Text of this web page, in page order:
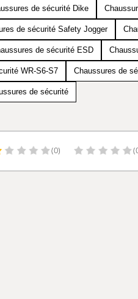
de sécurité Dike
de sécurité Safety Jogger
de sécurité ESD
WR-S6-S7 Chaussures de
de sécurité
(0)